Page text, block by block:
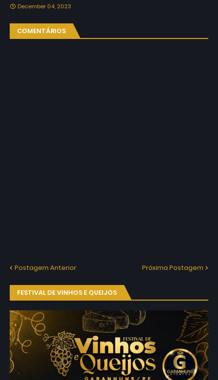
December 04, 2023
COMENTÁRIOS
Postagem Anterior Próxima Postagem
FESTIVAL DE VINHOS E QUEIJOS